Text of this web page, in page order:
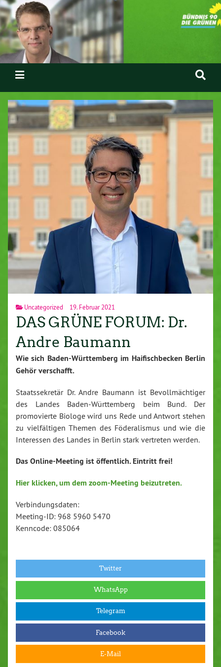
Uncategorized 19. Februar 2021
DAS GRÜNE FORUM: Dr.
Andre Baumann
Wie sich Baden-Württemberg im Haifischbecken Berlin
Gehör verschafft.
Staatssekretär Dr. Andre Baumann ist Bevollmächtiger
des Landes Baden-Württemberg beim Bund. Der
promovierte Biologe wird uns Rede und Antwort stehen
zu vielfältigen Themen des Föderalismus und wie die
Interessen des Landes in Berlin stark vertreten werden.
Das Online-Meeting ist öffentlich. Eintritt frei!
Hier klicken, um dem zoom-Meeting beizutreten.
Verbindungsdaten:
Meeting-ID: 968 5960 5470
Kenncode: 085064
Twitter
WhatsApp
Telegram
Facebook
E-Mail